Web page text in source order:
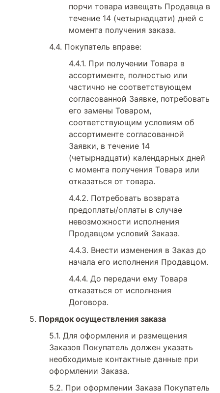
порчи товара извещать Продавца в
течение 14 (четырнадцати) дней с
момента получения заказа.
Покупатель вправе:
При получении Товара в
ассортименте, полностью или
частично не соответствующем
согласованной Заявке, потребовать
его замены Товаром,
соответствующим условиям об
ассортименте согласованной
Заявки, в течение 14
(четырнадцати) календарных дней
с момента получения Товара или
отказаться от товара.
Потребовать возврата
предоплаты/оплаты в случае
невозможности исполнения
Продавцом условий Заказа.
Внести изменения в Заказ до
начала его исполнения Продавцом.
До передачи ему Товара
отказаться от исполнения
Договора.
Порядок осуществления заказа
Для оформления и размещения
Заказов Покупатель должен указать
необходимые контактные данные при
оформлении Заказа.
При оформлении Заказа Покупатель